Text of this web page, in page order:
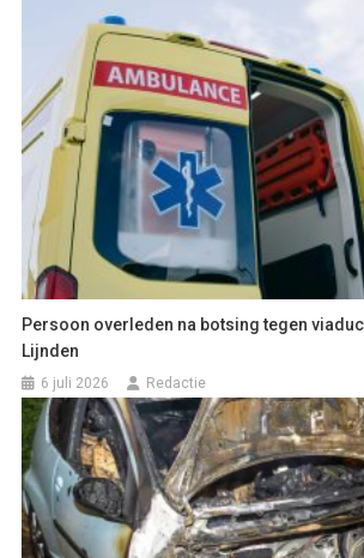
Persoon overleden na botsing tegen
Lijnden
6 juli 2026 Redactie